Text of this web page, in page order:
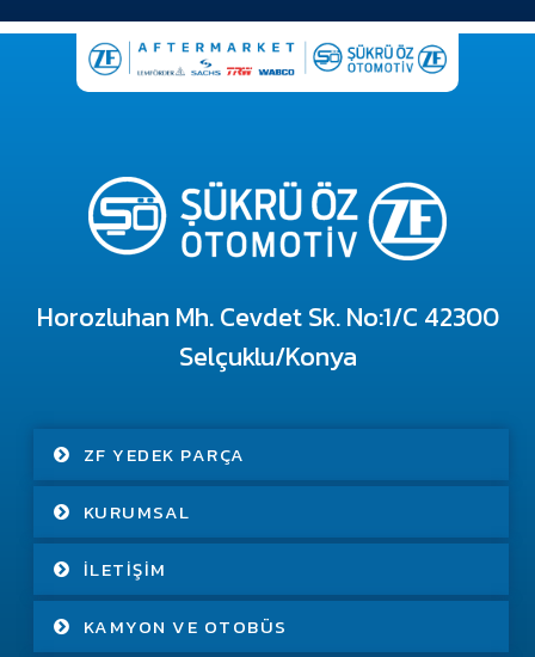
Horozluhan Mh. Cevdet Sk. No:1/C 42300
Selçuklu/Konya
ZF YEDEK PARÇA
KURUMSAL
İLETIŞIM
KAMYON VE OTOBÜS